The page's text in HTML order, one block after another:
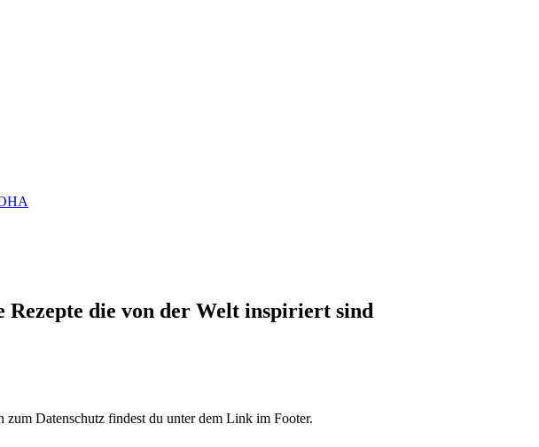
Rezepte die von der Welt inspiriert sind
Datenschutz findest du unter dem Link im Footer.